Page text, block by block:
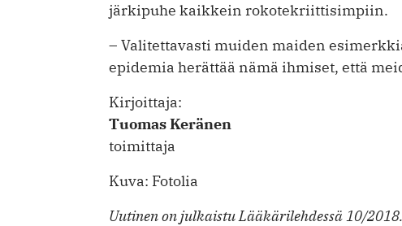
järkipuhe kaikkein rokotekriittisimpiin.
– Valitettavasti muiden maiden
epidemia herättää nämä ihmiset, että
Kirjoittaja:
Tuomas Keränen
toimittaja
Kuva: Fotolia
Uutinen on julkaistu Lääkärilehdessä 10/2018.